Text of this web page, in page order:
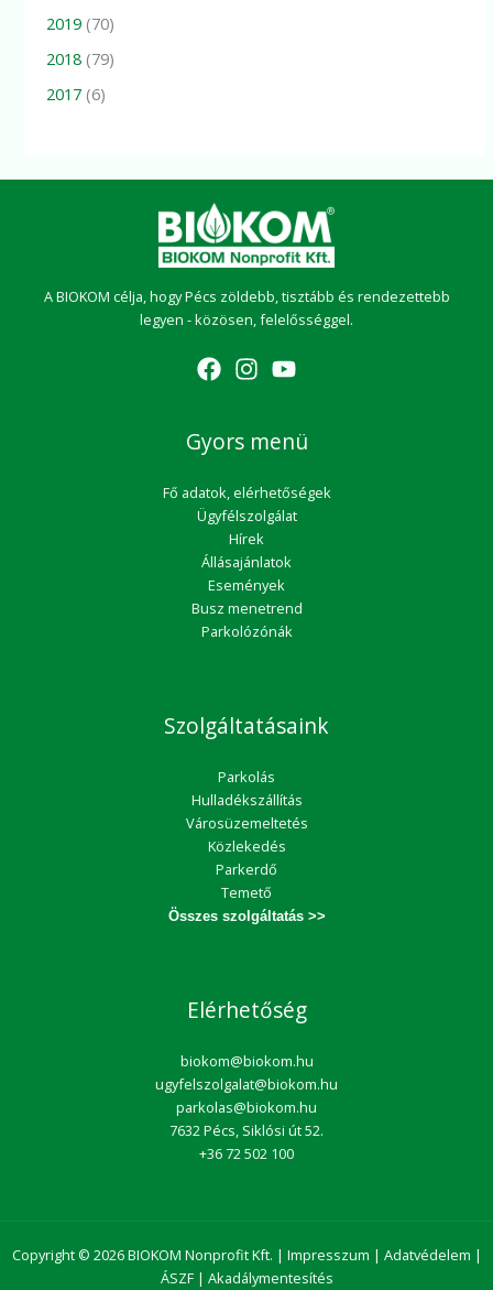
2019 (70)
2018 (79)
2017 (6)
A BIOKOM célja, hogy Pécs zöldebb, tisztább és rendezettebb
legyen - közösen, felelősséggel.
Gyors menü
Fő adatok, elérhetőségek
Ügyfélszolgálat
Hírek
Állásajánlatok
Események
Busz menetrend
Parkolózónák
Szolgáltatásaink
Parkolás
Hulladékszállítás
Városüzemeltetés
Közlekedés
Parkerdő
Temető
Összes szolgáltatás >>
Elérhetőség
biokom@biokom.hu
ugyfelszolgalat@biokom.hu
parkolas@biokom.hu
7632 Pécs, Siklósi út 52.
+36 72 502 100
Copyright © 2026 BIOKOM Nonprofit Kft. | Impresszum | Adatvédelem |
ÁSZF| Akadálymentesítés